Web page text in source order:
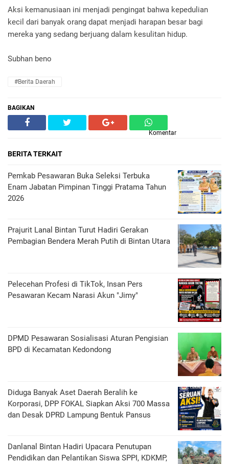
Aksi kemanusiaan ini menjadi pengingat bahwa kepedulian
kecil dari banyak orang dapat menjadi harapan besar bagi
mereka yang sedang berjuang dalam kesulitan hidup.
Subhan beno
#Berita Daerah
BAGIKAN
Komentar
BERITA TERKAIT
Pemkab Pesawaran Buka Seleksi Terbuka
Enam Jabatan Pimpinan Tinggi Pratama Tahun
2026
Prajurit Lanal Bintan Turut Hadiri Gerakan
Pembagian Bendera Merah Putih di Bintan Utara
Pelecehan Profesi di TikTok, Insan Pers
Pesawaran Kecam Narasi Akun "Jimy"
DPMD Pesawaran Sosialisasi Aturan Pengisian
BPD di Kecamatan Kedondong
Diduga Banyak Aset Daerah Beralih ke
Korporasi, DPP FOKAL Siapkan Aksi 700 Massa
dan Desak DPRD Lampung Bentuk Pansus
Danlanal Bintan Hadiri Upacara Penutupan
Pendidikan dan Pelantikan Siswa SPPI, KDKMP,